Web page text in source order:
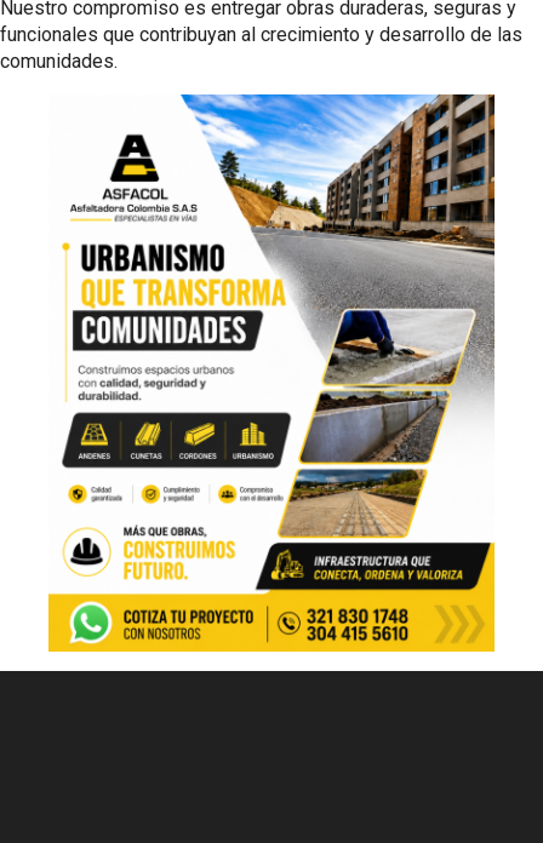
Nuestro compromiso es entregar obras duraderas, seguras y
funcionales que contribuyan al crecimiento y desarrollo de las
comunidades.